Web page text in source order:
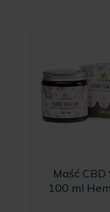
Maść CBD
100 ml